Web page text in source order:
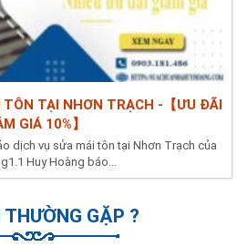
TÔN TẠI NHƠN TRẠCH -【ƯU ĐÃI
GIÁ 10%】
dịch vụ sửa mái tôn tại Nhơn Trạch của
Huy Hoàng báo...
THƯỜNG GẶP ?